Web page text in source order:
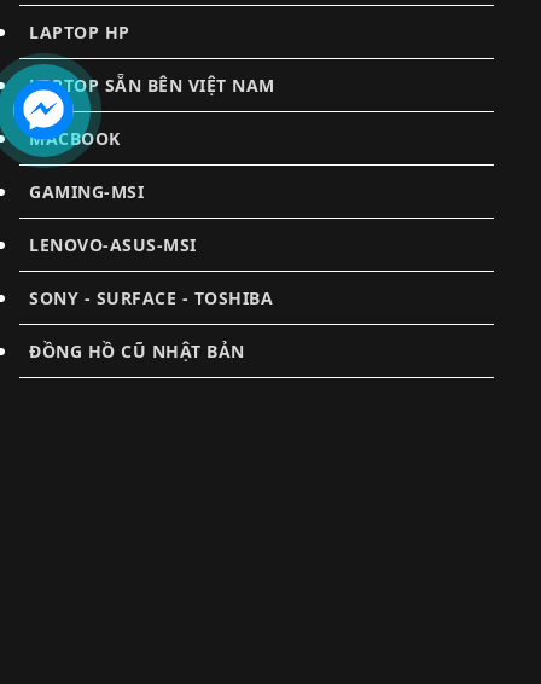
LAPTOP HP
LAPTOP SẴN BÊN VIỆT NAM
MACBOOK
GAMING-MSI
LENOVO-ASUS-MSI
SONY - SURFACE - TOSHIBA
ĐỒNG HỒ CŨ NHẬT BẢN